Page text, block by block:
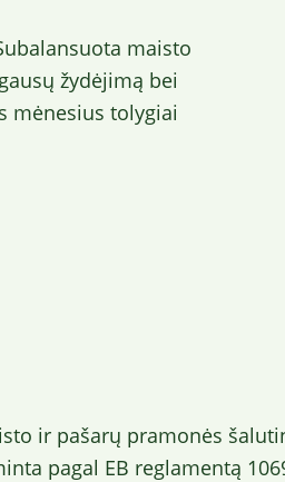
maisto
žydėjimą bei
mėnesius tolygiai
ir pašarų pramonės
pagal EB reglamentą